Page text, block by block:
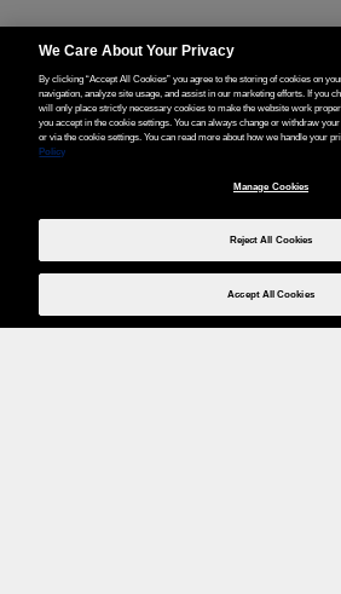
We Care About Your Privacy
By clicking “Accept All Cookies” you agree to the storing of cookies on
navigation, analyze site usage, and assist in our marketing efforts. If you
will only place strictly necessary cookies to make the website work
you accept in the cookie settings. You can always change or withdraw
or via the cookie settings. You can read more about how we handle your
Policy
Manage Cookies
Reject All Cookies
Accept All Cookies